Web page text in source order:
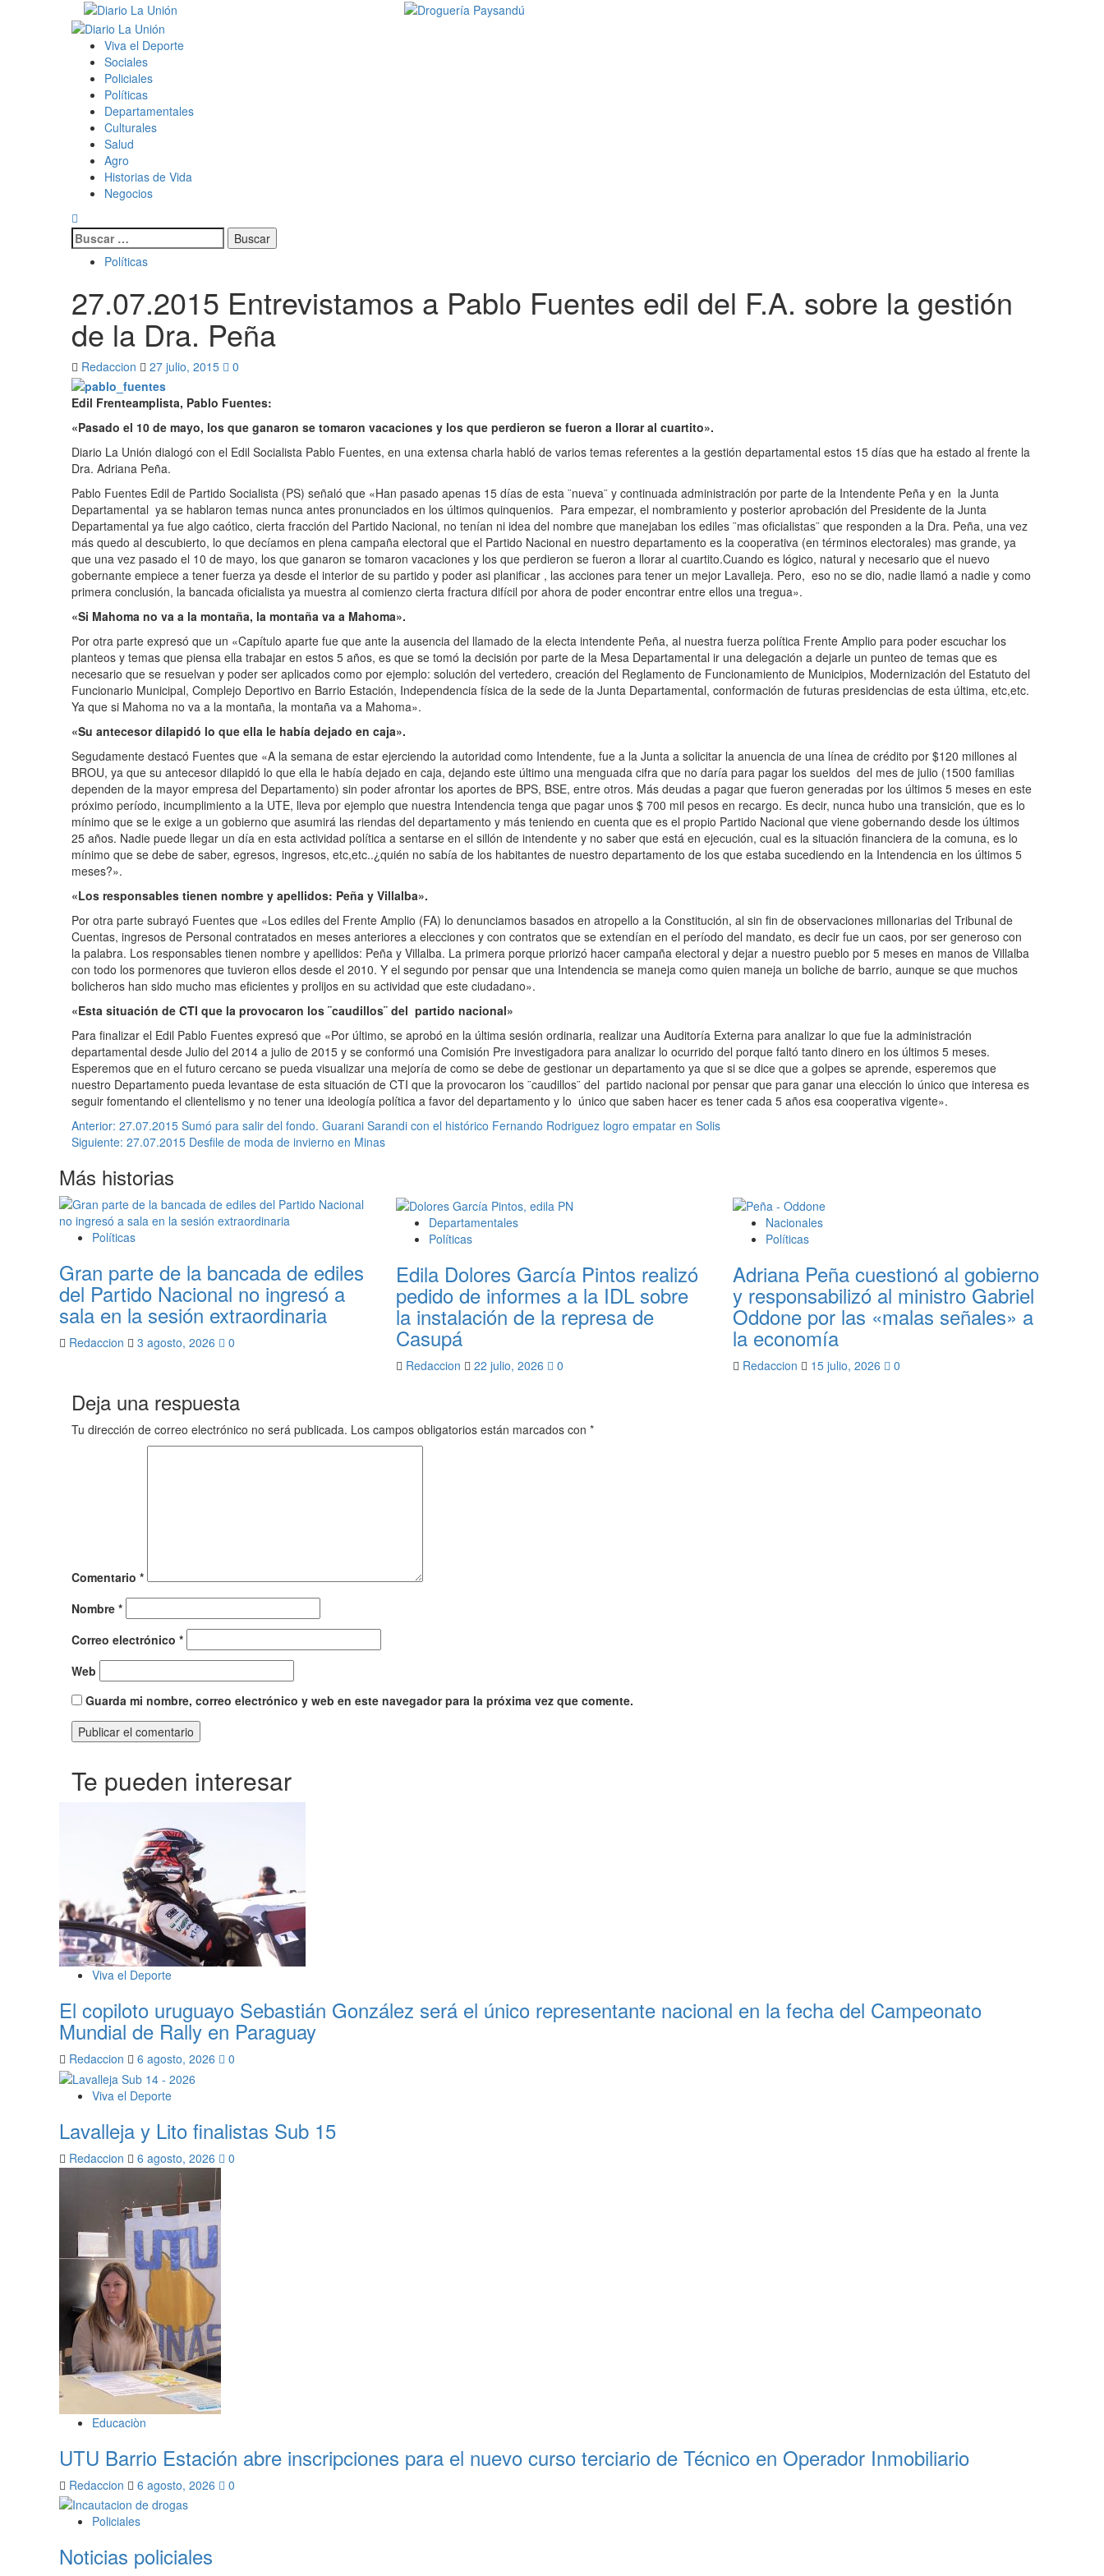
Menú
primarioViva el Deporte
Sociales
Policiales
Políticas
Departamentales
Culturales
Salud
Agro
Historias de Vida
Negocios
Buscar:
Políticas
27.07.2015 Entrevistamos a Pablo Fuentes edil del F.A. sobre la gestión
de la Dra. Peña
Redaccion 27 julio, 2015 0
Edil Frenteamplista, Pablo Fuentes:
«Pasado el 10 de mayo, los que ganaron se tomaron vacaciones y los que perdieron se fueron a llorar al cuartito».
Diario La Unión dialogó con el Edil Socialista Pablo Fuentes, en una extensa charla habló de varios temas referentes a la gestión departamental estos 15 días que ha estado al frente la
Dra. Adriana Peña.
Pablo Fuentes Edil de Partido Socialista (PS) señaló que «Han pasado apenas 15 días de esta ¨nueva¨ y continuada administración por parte de la Intendente Peña y en la Junta
Departamental ya se hablaron temas nunca antes pronunciados en los últimos quinquenios. Para empezar, el nombramiento y posterior aprobación del Presidente de la Junta
Departamental ya fue algo caótico, cierta fracción del Partido Nacional, no tenían ni idea del nombre que manejaban los ediles ¨mas oficialistas¨ que responden a la Dra. Peña, una vez
más quedo al descubierto, lo que decíamos en plena campaña electoral que el Partido Nacional en nuestro departamento es la cooperativa (en términos electorales) mas grande, ya
que una vez pasado el 10 de mayo, los que ganaron se tomaron vacaciones y los que perdieron se fueron a llorar al cuartito.Cuando es lógico, natural y necesario que el nuevo
gobernante empiece a tener fuerza ya desde el interior de su partido y poder asi planificar , las acciones para tener un mejor Lavalleja. Pero, eso no se dio, nadie llamó a nadie y como
primera conclusión, la bancada oficialista ya muestra al comienzo cierta fractura difícil por ahora de poder encontrar entre ellos una tregua».
«Si Mahoma no va a la montaña, la montaña va a Mahoma».
Por otra parte expresó que un «Capítulo aparte fue que ante la ausencia del llamado de la electa intendente Peña, al nuestra fuerza política Frente Amplio para poder escuchar los
planteos y temas que piensa ella trabajar en estos 5 años, es que se tomó la decisión por parte de la Mesa Departamental ir una delegación a dejarle un punteo de temas que es
necesario que se resuelvan y poder ser aplicados como por ejemplo: solución del vertedero, creación del Reglamento de Funcionamiento de Municipios, Modernización del Estatuto del
Funcionario Municipal, Complejo Deportivo en Barrio Estación, Independencia física de la sede de la Junta Departamental, conformación de futuras presidencias de esta última, etc,etc.
Ya que si Mahoma no va a la montaña, la montaña va a Mahoma».
«Su antecesor dilapidó lo que ella le había dejado en caja».
Segudamente destacó Fuentes que «A la semana de estar ejerciendo la autoridad como Intendente, fue a la Junta a solicitar la anuencia de una línea de crédito por $120 millones al
BROU, ya que su antecesor dilapidó lo que ella le había dejado en caja, dejando este último una menguada cifra que no daría para pagar los sueldos del mes de julio (1500 familias
dependen de la mayor empresa del Departamento) sin poder afrontar los aportes de BPS, BSE, entre otros. Más deudas a pagar que fueron generadas por los últimos 5 meses en este
próximo período, incumplimiento a la UTE, lleva por ejemplo que nuestra Intendencia tenga que pagar unos $ 700 mil pesos en recargo. Es decir, nunca hubo una transición, que es lo
mínimo que se le exige a un gobierno que asumirá las riendas del departamento y más teniendo en cuenta que es el propio Partido Nacional que viene gobernando desde los últimos
25 años. Nadie puede llegar un día en esta actividad política a sentarse en el sillón de intendente y no saber que está en ejecución, cual es la situación financiera de la comuna, es lo
mínimo que se debe de saber, egresos, ingresos, etc,etc..¿quién no sabía de los habitantes de nuestro departamento de los que estaba sucediendo en la Intendencia en los últimos 5
meses?».
«Los responsables tienen nombre y apellidos: Peña y Villalba».
Por otra parte subrayó Fuentes que «Los ediles del Frente Amplio (FA) lo denunciamos basados en atropello a la Constitución, al sin fin de observaciones millonarias del Tribunal de
Cuentas, ingresos de Personal contratados en meses anteriores a elecciones y con contratos que se extendían en el período del mandato, es decir fue un caos, por ser generoso con
la palabra. Los responsables tienen nombre y apellidos: Peña y Villalba. La primera porque priorizó hacer campaña electoral y dejar a nuestro pueblo por 5 meses en manos de Villalba
con todo los pormenores que tuvieron ellos desde el 2010. Y el segundo por pensar que una Intendencia se maneja como quien maneja un boliche de barrio, aunque se que muchos
bolicheros han sido mucho mas eficientes y prolijos en su actividad que este ciudadano».
«Esta situación de CTI que la provocaron los ¨caudillos¨ del partido nacional»
Para finalizar el Edil Pablo Fuentes expresó que «Por último, se aprobó en la última sesión ordinaria, realizar una Auditoría Externa para analizar lo que fue la administración
departamental desde Julio del 2014 a julio de 2015 y se conformó una Comisión Pre investigadora para analizar lo ocurrido del porque faltó tanto dinero en los últimos 5 meses.
Esperemos que en el futuro cercano se pueda visualizar una mejoría de como se debe de gestionar un departamento ya que si se dice que a golpes se aprende, esperemos que
nuestro Departamento pueda levantase de esta situación de CTI que la provocaron los ¨caudillos¨ del partido nacional por pensar que para ganar una elección lo único que interesa es
seguir fomentando el clientelismo y no tener una ideología política a favor del departamento y lo único que saben hacer es tener cada 5 años esa cooperativa vigente».
Navegación
de
entradas
Anterior: 27.07.2015 Sumó para salir del fondo. Guarani Sarandi con el histórico Fernando Rodriguez logro empatar en Solis
Siguiente: 27.07.2015 Desfile de moda de invierno en Minas
Más historias
Políticas
Gran parte de la bancada de ediles
del Partido Nacional no ingresó a
sala en la sesión extraordinaria
Redaccion 3 agosto, 2026 0
Departamentales
Políticas
Edila Dolores García Pintos realizó
pedido de informes a la IDL sobre
la instalación de la represa de
Casupá
Redaccion 22 julio, 2026 0
Nacionales
Políticas
Adriana Peña cuestionó al gobierno
y responsabilizó al ministro Gabriel
Oddone por las «malas señales» a
la economía
Redaccion 15 julio, 2026 0
Deja una respuesta
Tu dirección de correo electrónico no será publicada. Los campos obligatorios están marcados con *
Comentario *
Nombre *
Correo electrónico *
Web
Guarda mi nombre, correo electrónico y web en este navegador para la próxima vez que comente.
Te pueden interesar
Viva el Deporte
El copiloto uruguayo Sebastián González será el único representante nacional en la fecha del Campeonato
Mundial de Rally en Paraguay
Redaccion 6 agosto, 2026 0
Viva el Deporte
Lavalleja y Lito finalistas Sub 15
Redaccion 6 agosto, 2026 0
Educaciòn
UTU Barrio Estación abre inscripciones para el nuevo curso terciario de Técnico en Operador Inmobiliario
Redaccion 6 agosto, 2026 0
Policiales
Noticias policiales